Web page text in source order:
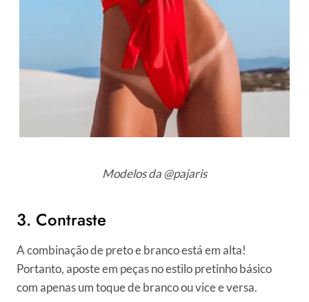
Modelos da @pajaris
3. Contraste
A combinação de preto e branco está em alta!
Portanto, aposte em peças no estilo pretinho básico
com apenas um toque de branco ou vice e versa.